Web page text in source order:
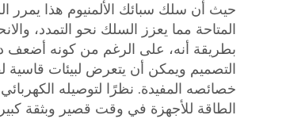
حيث أن سلك سبائك الألمنيوم هذا يمرر
المتاحة مما يعزز السلك نحو التمدد،
بطريقة أنه، على الرغم من كونه أضعف
التصميم ويمكن أن يتعرض لبيئات قاسية
خصائصه المفيدة. نظرًا لتوصيله
الطاقة للأجهزة في وقت قصير وبثقة